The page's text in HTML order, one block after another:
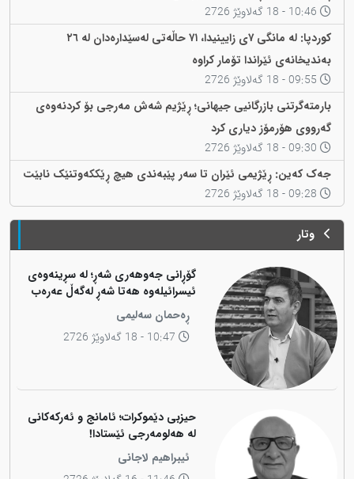
کوردپا: لە مانگی ٧ی زایینیدا، ٧١ حاڵەتی لەسێدارەدان لە ٢٦
بەندیخانەی ئێراندا تۆمار کراوە
بارمتەگرتنی بازرگانیی جیهانی؛ ڕێژیم شەش مەرجی بۆ کردنەوەی
گەرووی هۆرمۆز دیاری کرد
جەک کەین: ڕێژیمی ئێران تا سەر پێبەندی هیچ ڕێککەوتنێک نابێت
وتار
گۆڕانی جەوهەری شەڕ؛ لە سڕینەوەی
ئیسرائیلەوە هەتا شەڕ لەگەڵ عەرەب
ڕەحمان سەلیمی
حیزبی دێموکرات؛ ئامانج و ئەرکەکانی
لە هەلومەرجی ئێستادا!
ئیبراهیم لاجانی